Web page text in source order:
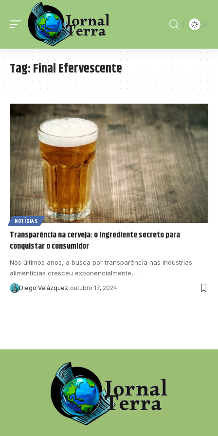
Tag:Final Efervescente
NOTÍCIAS
Transparência na cerveja: o ingrediente secreto para
conquistar o consumidor
Nos últimos anos, a busca por transparência nas indústrias
alimentícias cresceu exponencialmente,…
Diego Velázquez outubro 17, 2024